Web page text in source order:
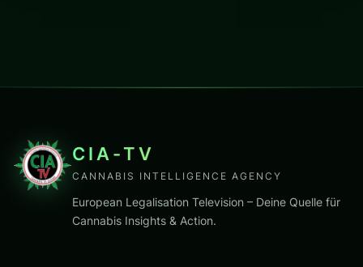
CIA-TV
CANNABIS INTELLIGENCE AGENCY
European Legalisation Television – Deine Quelle für
Cannabis Insights & Action.